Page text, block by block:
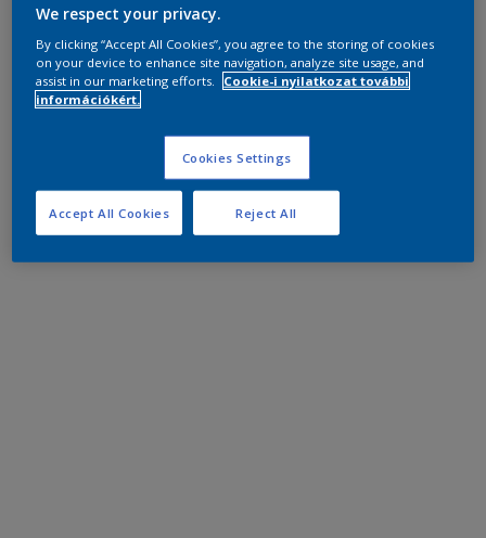
We respect your privacy.
By clicking “Accept All Cookies”, you agree to the storing of cookies
on your device to enhance site navigation, analyze site usage, and
assist in our marketing efforts.
Cookie-i nyilatkozat további
információkért.
Cookies Settings
Reject All
Accept All Cookies